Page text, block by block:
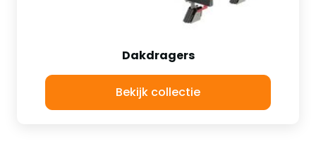
Dakdragers
Bekijk collectie